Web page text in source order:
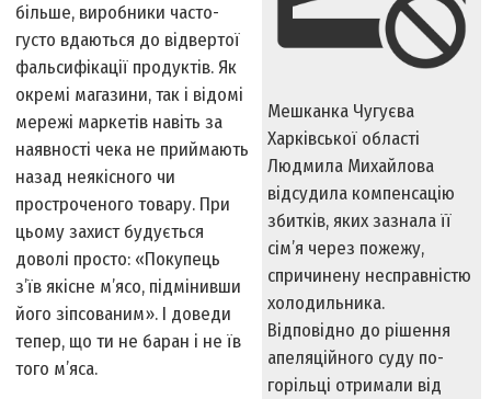
Мешканка Чугуєва
Харківської області
Людмила Михайлова
відсудила компенсацію
збитків, яких зазнала її
сім’я через пожежу,
спричинену несправністю
хо­лодильника.
Відповідно до рі­шення
апеляційного суду по­
горільці отримали від
більше, виробники часто-
густо вдаються до відвертої
фальсифікації продуктів. Як
окремі магазини, так і відомі
мережі маркетів навіть за
наявності чека не приймають
назад неякісного чи
простроченого товару. При
цьому захист будується
доволі просто: «Покупець
з’їв якісне м’ясо, підмінивши
його зіпсованим». І доведи
тепер, що ти не баран і не їв
того м’яса.